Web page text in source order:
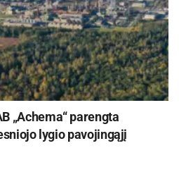
ir iš natūralaus vaško
nuotaiką kurs spalvoto
veidukų piešimas
pasirodymai.
nuotaikinga programa
patruliai“, kurios
misijas, žaidimus ir
koncertą surengs
„Achema“ parengta
lygio pavojingąjį